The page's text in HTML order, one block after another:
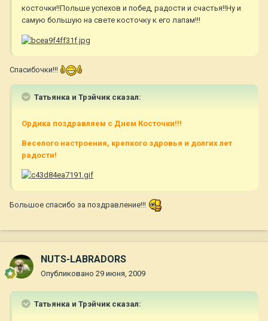
косточки!!Польше успехов и побед, радости и счастья!!Ну и
самую большую на свете косточку к его лапам!!!
Спасибочки!!!
Татьянка и Трэйчик сказал:
Ордика поздравляем с Днем Косточки!!!
Веселого настроения, крепкого здровья и долгих лет
радости!
Большое спасибо за поздравление!!!
NUTS-LABRADORS
Опубликовано 29 июня, 2009
Татьянка и Трэйчик сказал: